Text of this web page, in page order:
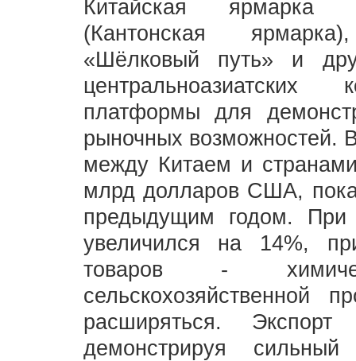
Китайская ярмарка
(Кантонская
«Шёлковый путь» и
центральноазиатских
платформы для
рыночных возможностей.
между Китаем и
млрд долларов США,
предыдущим годом. При
увеличился на 14%,
товаров -
сельскохозяйственной
расширяться.
демонстрируя